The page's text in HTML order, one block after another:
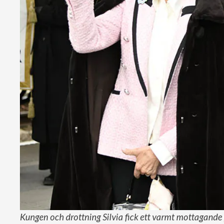
Kungen och drottning Silvia fick ett varmt